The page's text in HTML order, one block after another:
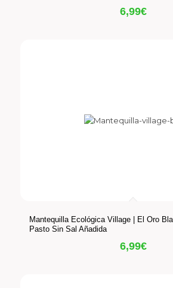
6,99€
Mantequilla Ecológica Village | El Oro
Pasto Sin Sal Añadida
6,99€